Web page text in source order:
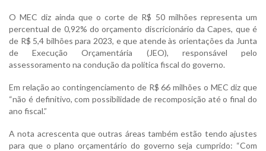
O MEC diz ainda que o corte de R$ 50 milhões representa um
percentual de 0,92% do orçamento discricionário da Capes, que é
de R$ 5,4 bilhões para 2023, e que atende às orientações da Junta
de Execução Orçamentária (JEO), responsável pelo
assessoramento na condução da política fiscal do governo.
Em relação ao contingenciamento de R$ 66 milhões o MEC diz que
“não é definitivo, com possibilidade de recomposição até o final do
ano fiscal.”
A nota acrescenta que outras áreas também estão tendo ajustes
para que o plano orçamentário do governo seja cumprido: “Com